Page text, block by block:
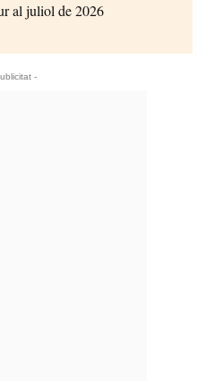
al juliol de 2026
-